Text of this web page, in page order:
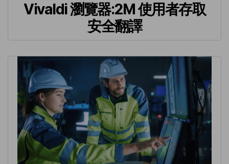
Vivaldi 瀏覽器:2M 使用者存取
安全翻譯